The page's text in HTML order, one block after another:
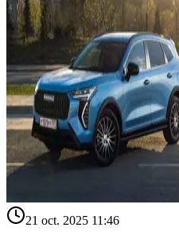
21 oct. 2025 11:46